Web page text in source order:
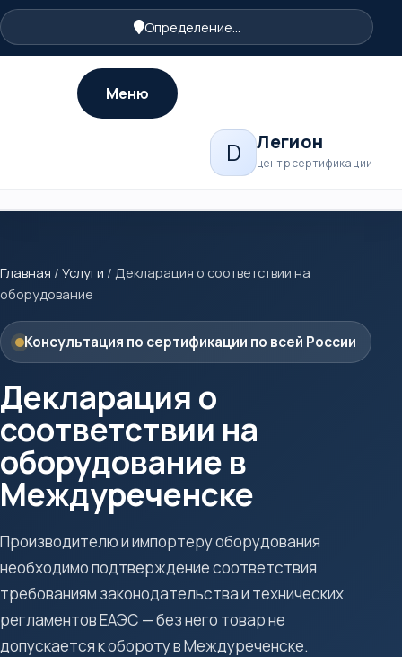
Определение...
D Легион
центр сертификации
Меню
Главная / Услуги / Декларация о соответствии на
оборудование
Консультация по сертификации по всей России
Декларация о
соответствии на
оборудование в
Междуреченске
Производителю и импортеру оборудования
необходимо подтверждение соответствия
требованиям законодательства и технических
регламентов ЕАЭС — без него товар не
допускается к обороту в Междуреченске.